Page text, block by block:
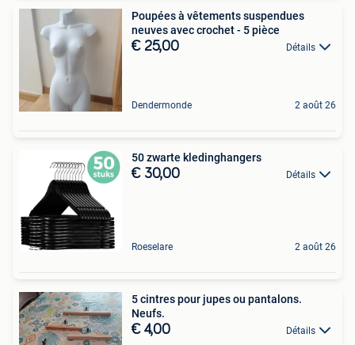
Poupées à vêtements suspendues
neuves avec crochet - 5 pièce
€ 25,00 Détails
Dendermonde 2 août 26
50 zwarte kledinghangers
€ 30,00 Détails
Roeselare 2 août 26
5 cintres pour jupes ou pantalons.
Neufs.
€ 4,00 Détails